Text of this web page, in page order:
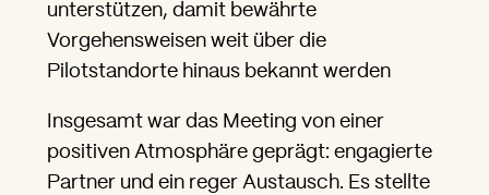
unterstützen, damit bewährte
Vorgehensweisen weit über die
Pilotstandorte hinaus bekannt werden
Insgesamt war das Meeting von einer
positiven Atmosphäre geprägt: engagierte
Partner und ein reger Austausch. Es stellte